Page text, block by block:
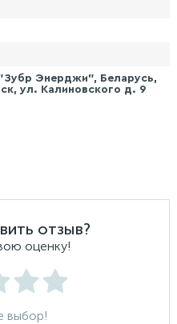
Энерджи", Беларусь,
ул. Калиновского д. 9
отзыв?
оценку!
выбор!